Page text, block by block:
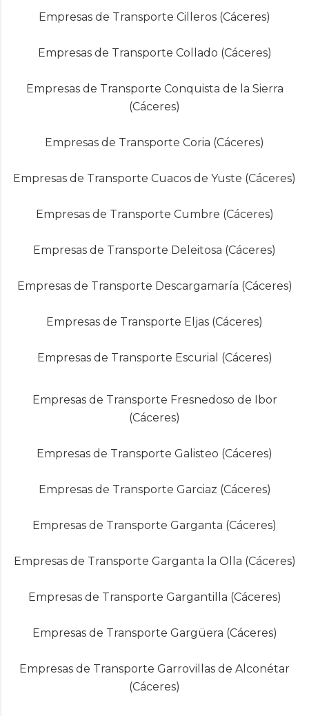
Empresas de Transporte Cilleros (Cáceres)
Empresas de Transporte Collado (Cáceres)
Empresas de Transporte Conquista de la Sierra
(Cáceres)
Empresas de Transporte Coria (Cáceres)
Empresas de Transporte Cuacos de Yuste (Cáceres)
Empresas de Transporte Cumbre (Cáceres)
Empresas de Transporte Deleitosa (Cáceres)
Empresas de Transporte Descargamaría (Cáceres)
Empresas de Transporte Eljas (Cáceres)
Empresas de Transporte Escurial (Cáceres)
Empresas de Transporte Fresnedoso de Ibor
(Cáceres)
Empresas de Transporte Galisteo (Cáceres)
Empresas de Transporte Garciaz (Cáceres)
Empresas de Transporte Garganta (Cáceres)
Empresas de Transporte Garganta la Olla (Cáceres)
Empresas de Transporte Gargantilla (Cáceres)
Empresas de Transporte Gargüera (Cáceres)
Empresas de Transporte Garrovillas de Alconétar
(Cáceres)